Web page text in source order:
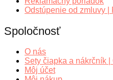
Odstúpenie od zmluvy |
Spoločnosť
O nás
Sety čiapka a nákrčník
Môj účet